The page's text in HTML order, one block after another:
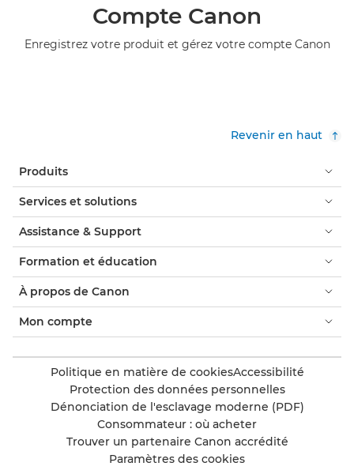
Compte Canon
Enregistrez votre produit et gérez votre compte Canon
Revenir en haut
Produits
Services et solutions
Assistance & Support
Formation et éducation
À propos de Canon
Mon compte
Politique en matière de cookiesAccessibilité
Protection des données personnelles
Dénonciation de l'esclavage moderne (PDF)
Consommateur : où acheter
Trouver un partenaire Canon accrédité
Paramètres des cookies